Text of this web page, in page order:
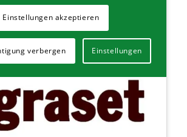
Einstellungen akzeptieren
verbergen Einstellungen